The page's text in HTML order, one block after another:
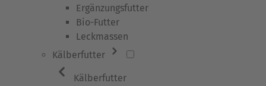
Ergänzungsfutter
Bio-Futter
Leckmassen
Kälberfutter
Kälberfutter